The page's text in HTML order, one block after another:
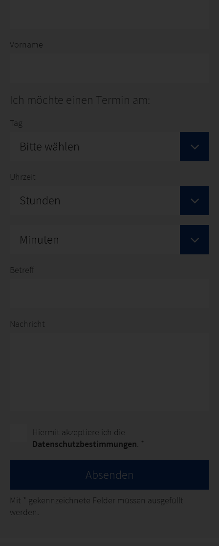
Vorname
Ich möchte einen Termin am:
Tag
Bitte wählen
Uhrzeit
Stunden
Minuten
Betreff
Nachricht
Hiermit akzeptiere ich die
Datenschutzbestimmungen . *
Absenden
Mit * gekennzeichnete Felder müssen ausgefüllt
werden.